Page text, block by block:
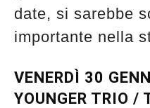
date, si sarebbe
importante nella
VENERDÌ 30
YOUNGER TRIO /